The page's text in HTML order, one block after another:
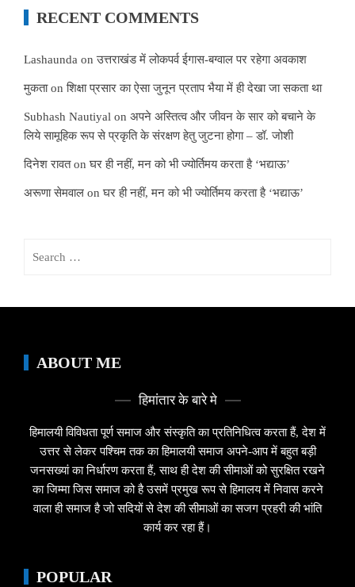
RECENT COMMENTS
Lashaunda onउत्तराखंड में लोकपर्व ईगास-बग्वाल पर रहेगा अवकाश
मुकताonशिक्षा प्रसार का ऐसा जुनून प्रताप भैया में ही देखा जा सकता था
Subhash Nautiyal on अपने अस्तित्व और जीवन के सार को बचाने के
लिये सामूहिक रूप से प्रकृति के संरक्षण हेतु जुटना होगा – डॉ. जोशी
दिनेश रावतonघर ही नहीं, मन को भी ज्योर्तिमय करता है ‘भद्याऊ’
अरूणा सेमवाल onघर ही नहीं, मन को भी ज्योर्तिमय करता है ‘भद्याऊ’
ABOUT ME
हिमांतार के बारे मे
हिमालयी विविधता पूर्ण समाज और संस्कृति का प्रतिनिधित्व करता हैं, देश में
उत्तर से लेकर पश्चिम तक का हिमालयी समाज अपने-आप में बहुत बड़ी
जनसख्यां का निर्धारण करता हैं, साथ ही देश की सीमाओं को सुरक्षित रखने
का जिम्मा जिस समाज को है उसमें प्रमुख रूप से हिमालय में निवास करने
वाला ही समाज है जो सदियों से देश की सीमाओं का सजग प्रहरी की भांति
कार्य कर रहा हैं।
POPULAR